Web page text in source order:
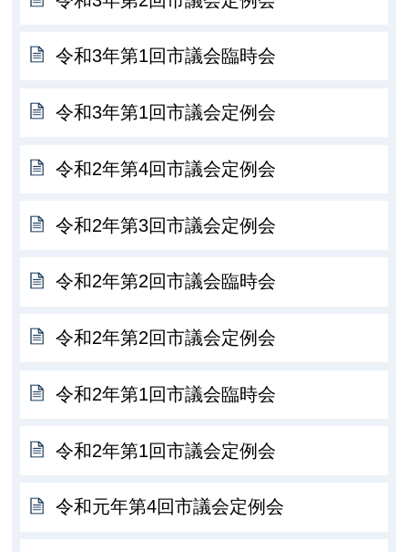
令和3年第1回市議会臨時会
令和3年第1回市議会定例会
令和2年第4回市議会定例会
令和2年第3回市議会定例会
令和2年第2回市議会臨時会
令和2年第2回市議会定例会
令和2年第1回市議会臨時会
令和2年第1回市議会定例会
令和元年第4回市議会定例会